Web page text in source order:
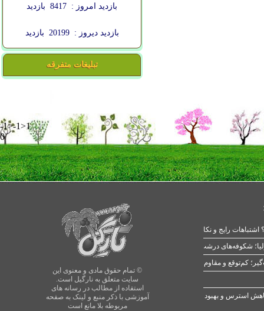
بازدید امروز : 8417 بازدید
بازدید دیروز : 20199 بازدید
تبلیغات متفرقه
-1>-1>1
0
© تمام حقوق مادی و معنوی این
سایت متعلق به نارگیل است.
استفاده از مطالب در رسانه های
آموزشی با ذکر منبع و لینک به صفحه
مربوطه بلا مانع است
رایج و نکات طلایی
شکوفه‌های درشت در بهار